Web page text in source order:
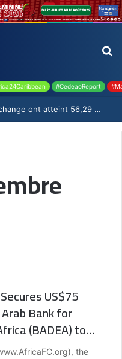
#CedeaoReport
Côte d’Ivoire : les réserves de change ont atteint 56,29 milliards USD en juillet
US$75
Bank for
(BADEA) to
the